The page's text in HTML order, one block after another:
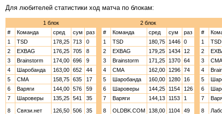
Для любителей статистики ход матча по блокам:
1 блок
2 блок
#
Команда сред сум раз # Команда сред сум раз #
1
TSD 178,25 713 0 1 TSD 180,75 1446 0 1
TSD
2
EXBAG 176,25 705 8 2 EXBAG 179,25 1434 12 2
3
Brainstorm 174,00 696 9 3 Brainstorm 171,25 1370 64 3
CMA
4
Шаробанда 163,00 652 44 4 CMA 162,00 1296 74 4
5
CMA 158,75 635 17 5 Шаробанда 160,00 1280 16 5
6
Варяги 144,00 576 59 6 Шароверы 144,25 1154 126 6
7
Шароверы 135,25 541 35 7 Варяги 144,13 1153 1 7
8 Связи.нет 126,50 506 35 8 OLDBK.COM 138,00 1104 49 8